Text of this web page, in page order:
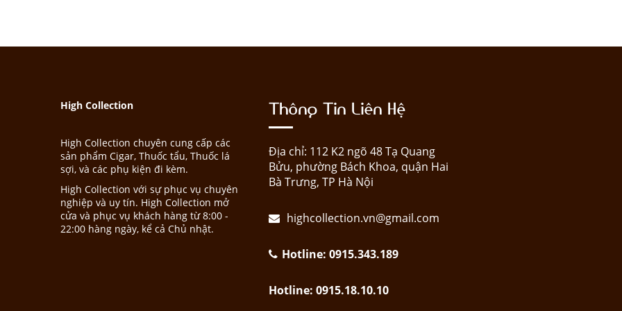
High Collection
High Collection chuyên cung cấp các
sản phẩm Cigar, Thuốc tẩu, Thuốc lá
sợi, và các phụ kiện đi kèm.
High Collection với sự phục vụ chuyên
nghiệp và uy tín. High Collection mở
cửa và phục vụ khách hàng từ 8:00 -
22:00 hàng ngày, kể cả Chủ nhật.
Thông Tin Liên Hệ
Địa chỉ: 112 K2 ngõ 48 Tạ Quang
Bửu, phường Bách Khoa, quận Hai
Bà Trưng, TP Hà Nội
highcollection.vn@gmail.com
Hotline: 0915.343.189
Hotline: 0915.18.10.10